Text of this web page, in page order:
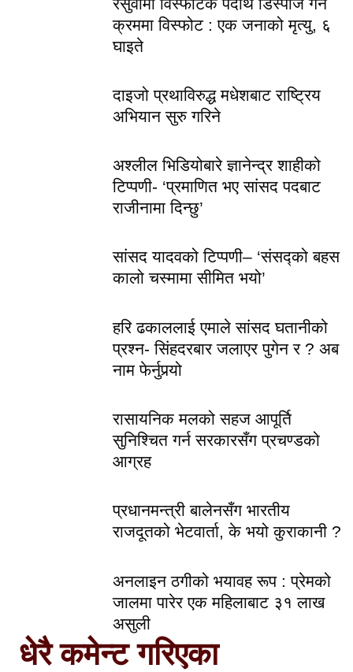
क्रममा विस्फोट : एक जनाको मृत्यु, ६
घाइते
दाइजो प्रथाविरुद्ध मधेशबाट राष्ट्रिय
अभियान सुरु गरिने
अश्लील भिडियोबारे ज्ञानेन्द्र शाहीको
टिप्पणी- ‘प्रमाणित भए सांसद पदबाट
राजीनामा दिन्छु’
सांसद यादवको टिप्पणी– ‘संसद्को बहस
कालो चस्मामा सीमित भयो’
हरि ढकाललाई एमाले सांसद घतानीको
प्रश्न- सिंहदरबार जलाएर पुगेन र ? अब
नाम फेर्नुपर्‍यो
रासायनिक मलको सहज आपूर्ति
सुनिश्चित गर्न सरकारसँग प्रचण्डको
आग्रह
प्रधानमन्त्री बालेनसँग भारतीय
राजदूतको भेटवार्ता, के भयो कुराकानी ?
अनलाइन ठगीको भयावह रूप : प्रेमको
जालमा पारेर एक महिलाबाट ३१ लाख
असुली
धेरै कमेन्ट गरिएका